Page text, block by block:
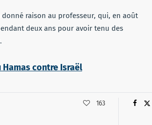
donné raison au professeur, qui, en août
deux ans pour avoir tenu des
contre Israël
163